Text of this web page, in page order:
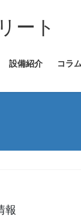
ート
設備紹介 コラ
報